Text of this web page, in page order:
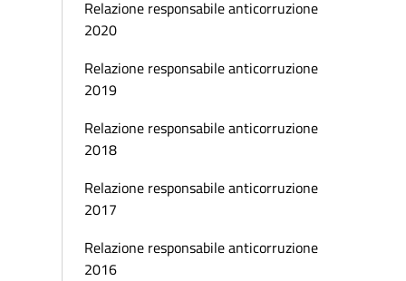
Relazione responsabile anticorruzione
2020
Relazione responsabile anticorruzione
2019
Relazione responsabile anticorruzione
2018
Relazione responsabile anticorruzione
2017
Relazione responsabile anticorruzione
2016